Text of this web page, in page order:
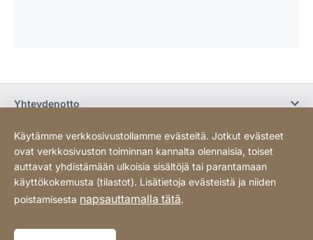
Yhteydenotto
Osta verkossa / Ehdot
Sosiaalinen media
Website
[Website
Tietosuoja
Käytämme verkkosivustollamme evästeitä. Jotkut evästeet
ovat verkkosivuston toiminnan kannalta olennaisia, toiset
auttavat yhdistämään ulkoisia sisältöjä tai parantamaan
käyttökokemusta (tilastot). Lisätietoja evästeistä ja niiden
poistamisesta napsauttamalla tätä.